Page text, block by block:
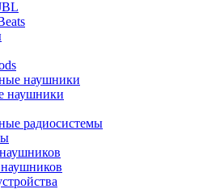
наушники
наушники
радиосистемы